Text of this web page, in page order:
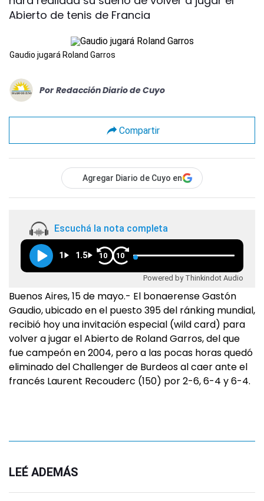
Abierto de tenis de Francia
Gaudio jugará Roland Garros
Por Redacción Diario de Cuyo
Compartir
Agregar Diario de Cuyo en
Escuchá la nota completa
1 1.5 10 10
Powered by Thinkindot Audio
Buenos Aires, 15 de mayo.- El bonaerense Gastón
Gaudio, ubicado en el puesto 395 del ránking mundial,
recibió hoy una invitación especial (wild card) para
volver a jugar el Abierto de Roland Garros, del que
fue campeón en 2004, pero a las pocas horas quedó
eliminado del Challenger de Burdeos al caer ante el
francés Laurent Recouderc (150) por 2-6, 6-4 y 6-4.
LEÉ ADEMÁS